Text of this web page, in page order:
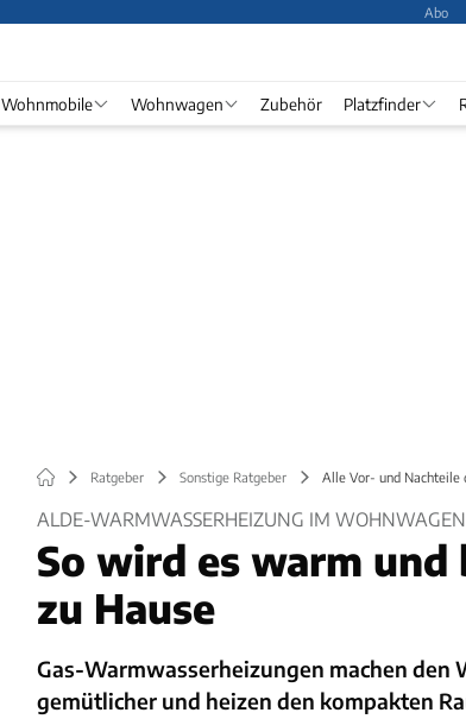
Abo
Wohnmobile Wohnwagen Zubehör Platzfinder
Ratgeber Sonstige Ratgeber Alle Vor- und
ALDE-WARMWASSERHEIZUNG IM WOHNWAGEN
So wird es warm und
zu Hause
Gas-Warmwasserheizungen machen
gemütlicher und heizen den kompakten